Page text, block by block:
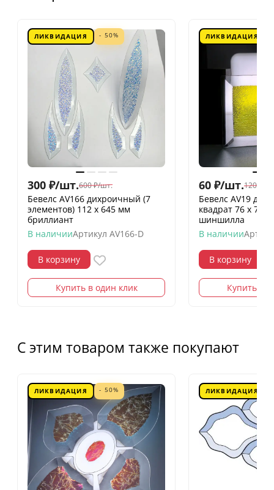
ЛИКВИДАЦИЯ - 50%
300 ₽/шт.600 ₽/шт.
Бевелс AV166 дихроичный (7
элементов) 112 х 645 мм
бриллиант
В наличииАртикул AV166-D
В корзину
Купить в один клик
ЛИКВИДАЦИЯ
60 ₽/шт.120
Бевелс AV19
квадрат 76 х 76
шиншилла
В наличии
В корзину
Купить в
С этим товаром также покупают
ЛИКВИДАЦИЯ - 50% ЛИКВИДАЦИЯ